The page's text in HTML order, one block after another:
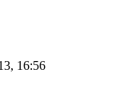
16:56